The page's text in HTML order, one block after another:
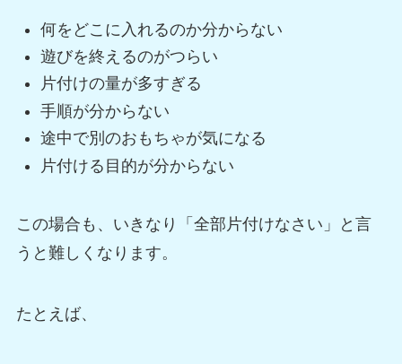
何をどこに入れるのか分からない
遊びを終えるのがつらい
片付けの量が多すぎる
手順が分からない
途中で別のおもちゃが気になる
片付ける目的が分からない
この場合も、いきなり「全部片付けなさい」と言
うと難しくなります。
たとえば、